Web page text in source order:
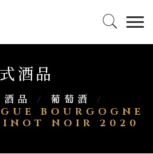
酒品
品 / 葡萄酒
/
BOURGOGNE
NOIR 2020